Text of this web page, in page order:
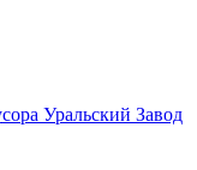
Уральский Завод